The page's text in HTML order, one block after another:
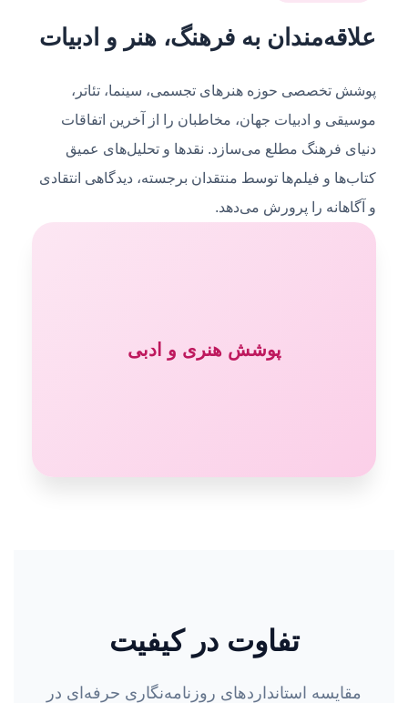
علاقه‌مندان به فرهنگ، هنر و ادبیات
پوشش تخصصی حوزه هنرهای تجسمی، سینما، تئاتر،
موسیقی و ادبیات جهان، مخاطبان را از آخرین اتفاقات
دنیای فرهنگ مطلع می‌سازد. نقدها و تحلیل‌های عمیق
کتاب‌ها و فیلم‌ها توسط منتقدان برجسته، دیدگاهی انتقادی
و آگاهانه را پرورش می‌دهد.
پوشش هنری و ادبی
تفاوت در کیفیت
مقایسه استانداردهای روزنامه‌نگاری حرفه‌ای در